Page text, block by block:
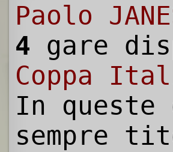
Paolo
4 gare
Coppa
In queste
sempre